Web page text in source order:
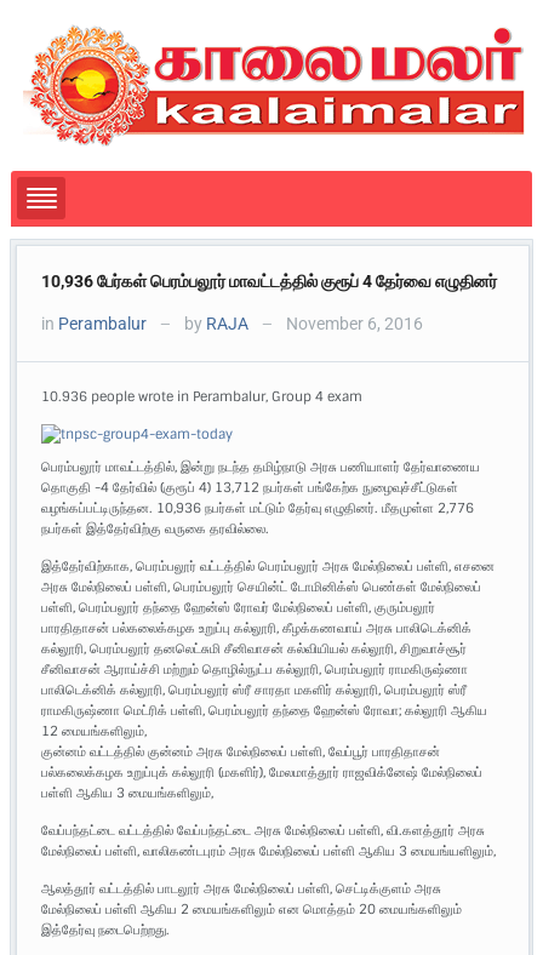
10,936 பேர்கள் பெரம்பலூர் மாவட்டத்தில் குரூப் 4 தேர்வை எழுதினர்
in Perambalur — by RAJA — November 6, 2016
10.936 people wrote in Perambalur, Group 4 exam
பெரம்பலூர் மாவட்டத்தில், இன்று நடந்த தமிழ்நாடு அரசு பணியாளர் தேர்வாணைய
தொகுதி -4 தேர்வில் (குரூப் 4) 13,712 நபர்கள் பங்கேற்க நுழைவுச்சீட்டுகள்
வழங்கப்பட்டிருந்தன. 10,936 நபர்கள் மட்டும் தேர்வு எழுதினர். மீதமுள்ள 2,776
நபர்கள் இத்தேர்விற்கு வருகை தரவில்லை.
இத்தேர்விற்காக, பெரம்பலூர் வட்டத்தில் பெரம்பலூர் அரசு மேல்நிலைப் பள்ளி, எசனை
அரசு மேல்நிலைப் பள்ளி, பெரம்பலூர் செயின்ட் டோமினிக்ஸ் பெண்கள் மேல்நிலைப்
பள்ளி, பெரம்பலூர் தந்தை ஹேன்ஸ் ரோவர் மேல்நிலைப் பள்ளி, குரும்பலூர்
பாரதிதாசன் பல்கலைக்கழக உறுப்பு கல்லூரி, கீழக்கணவாய் அரசு பாலிடெக்னிக்
கல்லூரி, பெரம்பலூர் தனலெட்சுமி சீனிவாசன் கல்வியியல் கல்லூரி, சிறுவாச்சூர்
சீனிவாசன் ஆராய்ச்சி மற்றும் தொழில்நுட்ப கல்லூரி, பெரம்பலூர் ராமகிருஷ்ணா
பாலிடெக்னிக் கல்லூரி, பெரம்பலூர் ஸ்ரீ சாரதா மகளிர் கல்லூரி, பெரம்பலூர் ஸ்ரீ
ராமகிருஷ்ணா மெட்ரிக் பள்ளி, பெரம்பலூர் தந்தை ஹேன்ஸ் ரோவா; கல்லூரி ஆகிய
12 மையங்களிலும்,
குன்னம் வட்டத்தில் குன்னம் அரசு மேல்நிலைப் பள்ளி, வேப்பூர் பாரதிதாசன்
பல்கலைக்கழக உறுப்புக் கல்லூரி (மகளிர்), மேலமாத்தூர் ராஜவிக்னேஷ் மேல்நிலைப்
பள்ளி ஆகிய 3 மையங்களிலும்,
வேப்பந்தட்டை வட்டத்தில் வேப்பந்தட்டை அரசு மேல்நிலைப் பள்ளி, வி.களத்தூர் அரசு
மேல்நிலைப் பள்ளி, வாலிகண்டபுரம் அரசு மேல்நிலைப் பள்ளி ஆகிய 3 மையங்யளிலும்,
ஆலத்தூர் வட்டத்தில் பாடலூர் அரசு மேல்நிலைப் பள்ளி, செட்டிக்குளம் அரசு
மேல்நிலைப் பள்ளி ஆகிய 2 மையங்களிலும் என மொத்தம் 20 மையங்களிலும்
இத்தேர்வு நடைபெற்றது.